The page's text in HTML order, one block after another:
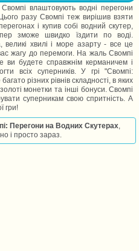
Свомпі влаштовують водні перегони
разу Свомпі теж вирішив взяти
і купив собі водний скутер,
зможе швидко їздити по воді.
великі хвилі і море азарту - все це
жагу до перемоги. На жаль Свомпі
будете справжнім керманичем і
всіх суперників. У грі "Свомпі:
різних рівнів складності, в яких
монетки та інші бонуси. Свомпі
суперникам свою спритність. А
гри!
Перегони на Водних Скутерах,
і просто зараз.